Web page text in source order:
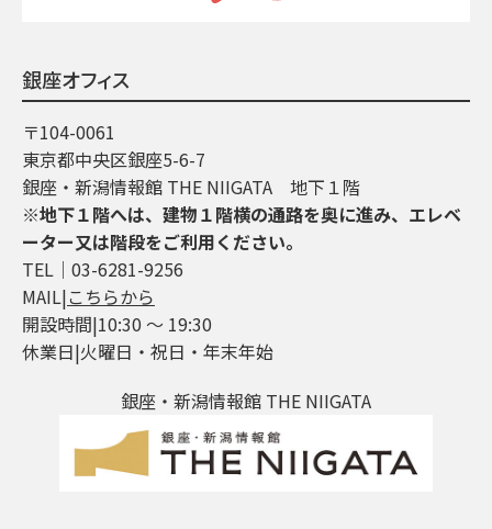
銀座オフィス
〒104-0061
東京都中央区銀座5-6-7
銀座・新潟情報館 THE NIIGATA 地下１階
※地下１階へは、建物１階横の通路を奥に進み、エレベ
ーター又は階段をご利用ください。
TEL│03-6281-9256
MAIL|こちらから
開設時間|10:30 ～ 19:30
休業日|火曜日・祝日・年末年始
銀座・新潟情報館 THE NIIGATA